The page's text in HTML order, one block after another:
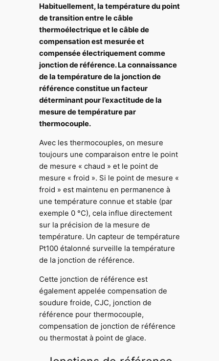
Habituellement, la température du point
de transition entre le câble
thermoélectrique et le câble de
compensation est mesurée et
compensée électriquement comme
jonction de référence. La connaissance
de la température de la jonction de
référence constitue un facteur
déterminant pour l’exactitude de la
mesure de température par
thermocouple.
Avec les thermocouples, on mesure
toujours une comparaison entre le point
de mesure « chaud » et le point de
mesure « froid ». Si le point de mesure «
froid » est maintenu en permanence à
une température connue et stable (par
exemple 0 °C), cela influe directement
sur la précision de la mesure de
température. Un capteur de température
Pt100 étalonné surveille la température
de la jonction de référence.
Cette jonction de référence est
également appelée compensation de
soudure froide, CJC, jonction de
référence pour thermocouple,
compensation de jonction de référence
ou thermostat à point de glace.